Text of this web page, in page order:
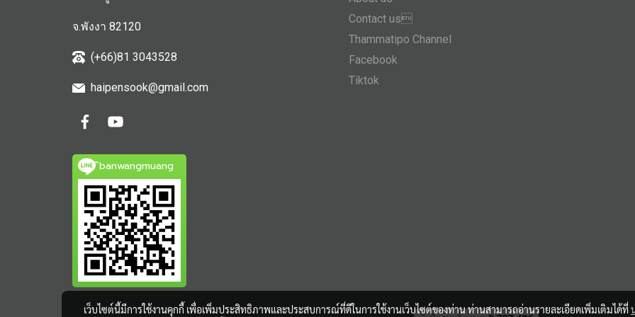
จ.พังงา 82120
(+66)81 3043528
haipensook@gmail.com
ิbanwangmuang
Contact us
Thammatipo Channel
Facebook
Tiktok
เว็บไซต์นี้มีการใช้งานคุกกี้ เพื่อเพิ่มประสิทธิภาพและประสบการณ์ที่ดีในการใช้งานเว็บไซต์ของท่าน ท่านสามารถอ่านรายละเอียดเพิ่มเติมได้ที่